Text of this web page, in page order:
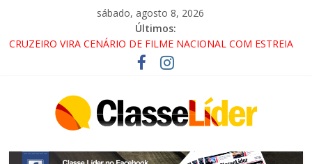
sábado, agosto 8, 2026
Últimos:
CRUZEIRO VIRA CENÁRIO DE FILME NACIONAL COM ESTREIA
PROMOTOR DO GAECO
ACESSO À APARECIDA NA DUTRA SERÁ BLOQUEADO NO FIM
ALTERNATIVAS